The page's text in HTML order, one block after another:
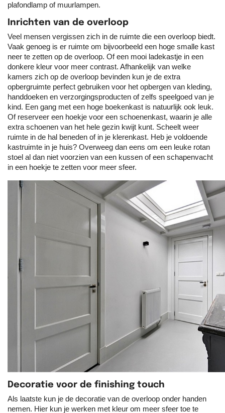
plafondlamp of muurlampen.
Inrichten van de overloop
Veel mensen vergissen zich in de ruimte die een overloop biedt.
Vaak genoeg is er ruimte om bijvoorbeeld een hoge smalle kast
neer te zetten op de overloop. Of een mooi ladekastje in een
donkere kleur voor meer contrast. Afhankelijk van welke
kamers zich op de overloop bevinden kun je de extra
opbergruimte perfect gebruiken voor het opbergen van kleding,
handdoeken en verzorgingsproducten of zelfs speelgoed van je
kind. Een gang met een hoge boekenkast is natuurlijk ook leuk.
Of reserveer een hoekje voor een schoenenkast, waarin je alle
extra schoenen van het hele gezin kwijt kunt. Scheelt weer
ruimte in de hal beneden of in je klerenkast. Heb je voldoende
kastruimte in je huis? Overweeg dan eens om een leuke rotan
stoel al dan niet voorzien van een kussen of een schapenvacht
in een hoekje te zetten voor meer sfeer.
Decoratie voor de finishing touch
Als laatste kun je de decoratie van de overloop onder handen
nemen. Hier kun je werken met kleur om meer sfeer toe te